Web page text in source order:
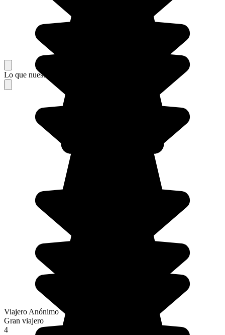
Lo que nuestros viajeros piensan de su estancia
Viajero Anónimo
Gran viajero
4